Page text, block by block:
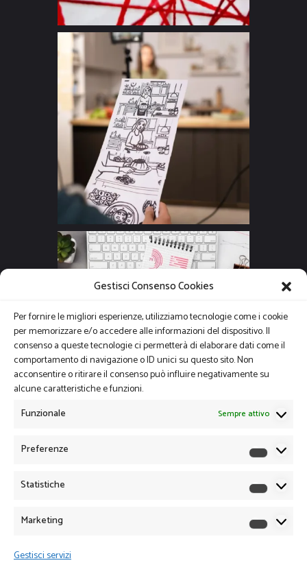
Gestisci Consenso Cookies
Per fornire le migliori esperienze, utilizziamo tecnologie come i cookie
per memorizzare e/o accedere alle informazioni del dispositivo. Il
consenso a queste tecnologie ci permetterà di elaborare dati come il
comportamento di navigazione o ID unici su questo sito. Non
acconsentire o ritirare il consenso può influire negativamente su
alcune caratteristiche e funzioni.
Funzionale
Sempre attivo
Preferenze
Statistiche
Marketing
Gestisci servizi